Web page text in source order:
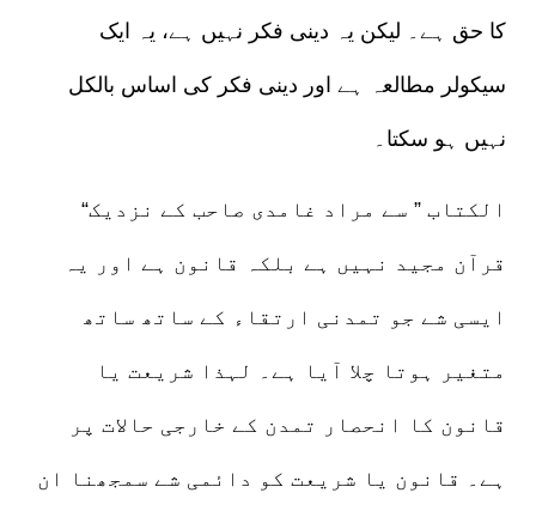
کا حق ہے۔ لیکن یہ دینی فکر نہیں ہے، یہ ایک
سیکولر مطالعہ ہے اور دینی فکر کی اساس بالکل
نہیں ہو سکتا۔
“الکتاب ” سے مراد غامدی صاحب کے نزدیک
قرآن مجید نہیں ہے بلکہ قانون ہے اور یہ
ایسی شے جو تمدنی ارتقاء کے ساتھ ساتھ
متغیر ہوتا چلا آیا ہے۔ لہذا شریعت یا
قانون کا انحصار تمدن کے خارجی حالات پر
ہے۔ قانون یا شریعت کو دائمی شے سمجھنا ان